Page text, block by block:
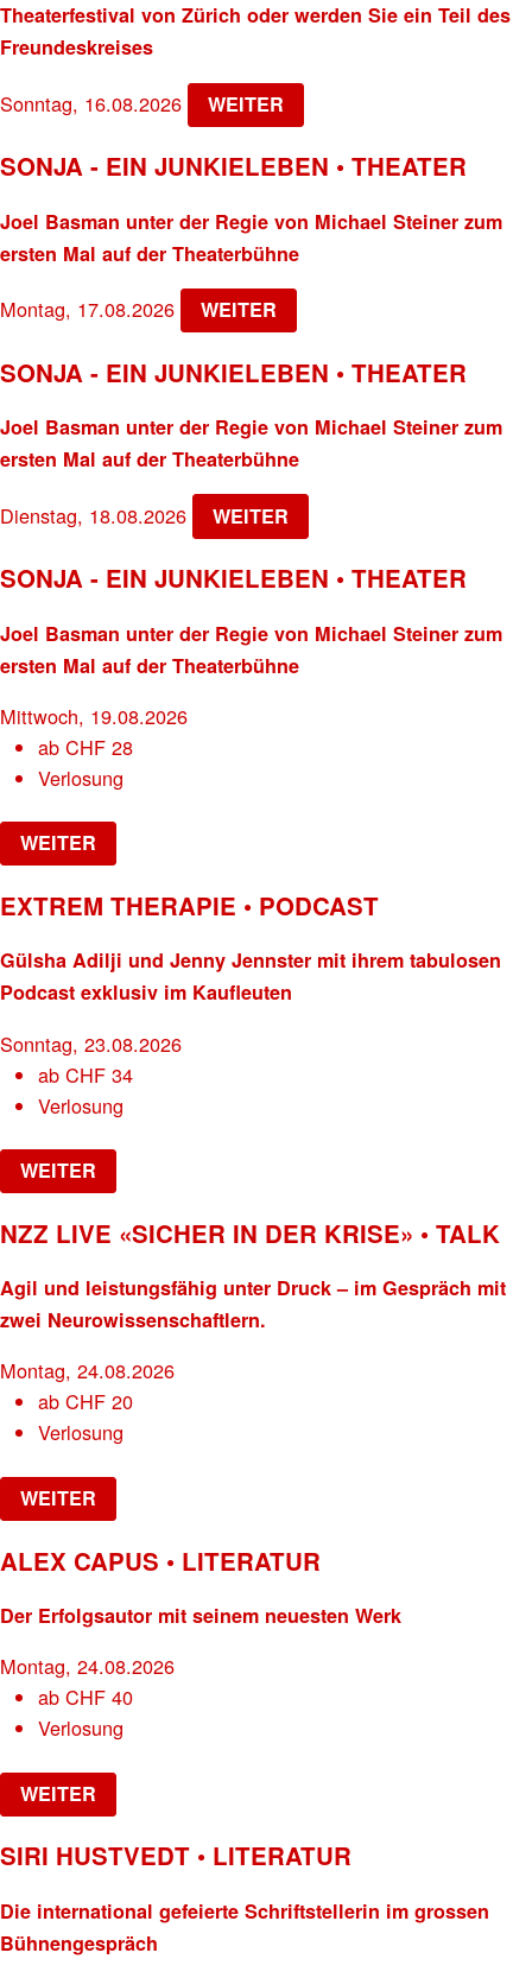
Theaterfestival von Zürich oder werden Sie ein Teil des
Freundeskreises
Sonntag, 16.08.2026 WEITER
SONJA - EIN JUNKIELEBEN • THEATER
Joel Basman unter der Regie von Michael Steiner zum
ersten Mal auf der Theaterbühne
Montag, 17.08.2026 WEITER
SONJA - EIN JUNKIELEBEN • THEATER
Joel Basman unter der Regie von Michael Steiner zum
ersten Mal auf der Theaterbühne
Dienstag, 18.08.2026 WEITER
SONJA - EIN JUNKIELEBEN • THEATER
Joel Basman unter der Regie von Michael Steiner zum
ersten Mal auf der Theaterbühne
Mittwoch, 19.08.2026
abCHF 28
Verlosung
WEITER
EXTREM THERAPIE • PODCAST
Gülsha Adilji und Jenny Jennster mit ihrem tabulosen
Podcast exklusiv im Kaufleuten
Sonntag, 23.08.2026
abCHF 34
Verlosung
WEITER
NZZ LIVE «SICHER IN DER KRISE» • TALK
Agil und leistungsfähig unter Druck – im Gespräch mit
zwei Neurowissenschaftlern.
Montag, 24.08.2026
abCHF 20
Verlosung
WEITER
ALEX CAPUS • LITERATUR
Der Erfolgsautor mit seinem neuesten Werk
Montag, 24.08.2026
abCHF 40
Verlosung
WEITER
SIRI HUSTVEDT • LITERATUR
Die international gefeierte Schriftstellerin im grossen
Bühnengespräch